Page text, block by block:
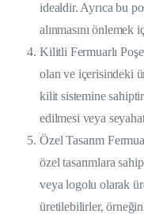
idealdir. Ayrıca bu
alınmasını önlemek
Kilitli Fermuarlı
olan ve içerisindeki
kilit sistemine
edilmesi veya
Özel Tasarım
özel tasarımlara
veya logolu olarak
üretilebilirler,